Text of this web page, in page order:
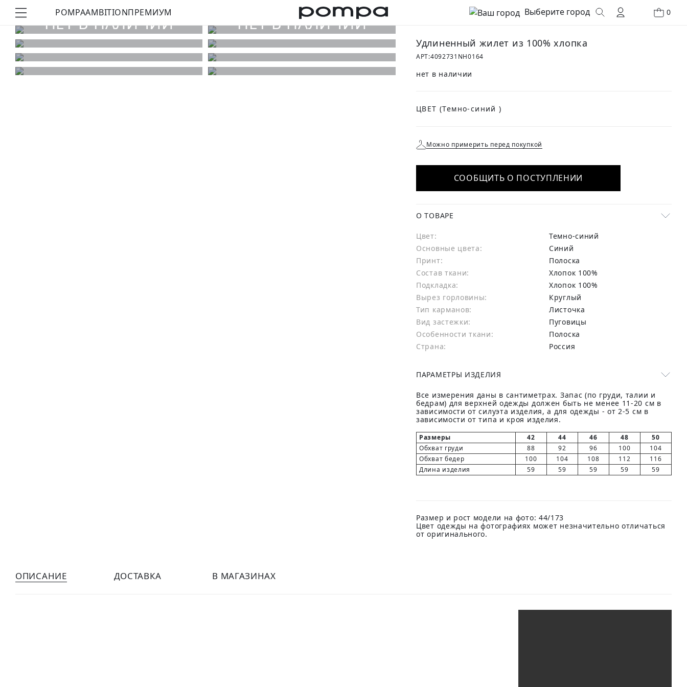
POMPAAMBITIONПРЕМИУМ Выберите город 0
КУПИТЬ ОБРАЗ
Удлиненный жилет из 100% хлопка
АРТ:4092731NH0164
нет в наличии
ЦВЕТ (Темно-синий )
Можно примерить перед покупкой
СООБЩИТЬ О ПОСТУПЛЕНИИ
О ТОВАРЕ
Цвет:
Темно-синий
Основные цвета:
синий
Принт:
Полоска
Состав ткани:
хлопок 100%
Подкладка:
Хлопок 100%
Вырез горловины:
Круглый
Тип карманов:
Листочка
Вид застежки:
Пуговицы
Особенности ткани:
Полоска
Страна:
Россия
ПАРАМЕТРЫ ИЗДЕЛИЯ
Все измерения даны в сантиметрах. Запас (по груди, талии и
бедрам) для верхней одежды должен быть не менее 11-20 см в
зависимости от силуэта изделия, а для одежды - от 2-5 см в
зависимости от типа и кроя изделия.
Размеры 42 44 46 48
50
Обхват груди
88 92 96 100
104
Обхват бедер
100 104 108 112
116
Длина изделия
59 59 59 59 59
Размер и рост модели на фото: 44/173
Цвет одежды на фотографиях может незначительно отличаться
от оригинального.
ОПИСАНИЕ ДОСТАВКА В МАГАЗИНАХ